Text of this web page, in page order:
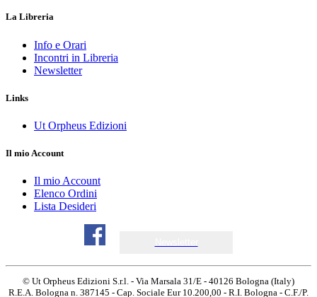
La Libreria
Info e Orari
Incontri in Libreria
Newsletter
Links
Ut Orpheus Edizioni
Il mio Account
Il mio Account
Elenco Ordini
Lista Desideri
© Ut Orpheus Edizioni S.r.l. - Via Marsala 31/E - 40126 Bologna (Italy)
R.E.A. Bologna n. 387145 - Cap. Sociale Eur 10.200,00 - R.I. Bologna - C.F./P.